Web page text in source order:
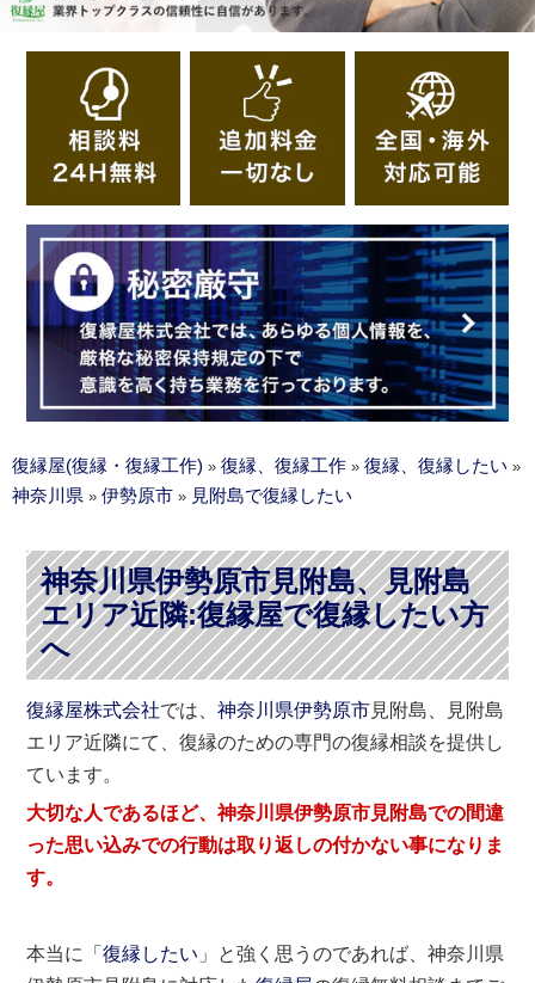
復縁屋(復縁・復縁工作) » 復縁、復縁工作 » 復縁、復縁したい »
神奈川県 » 伊勢原市 » 見附島で復縁したい
神奈川県伊勢原市見附島、見附島
エリア近隣:復縁屋で復縁したい方
へ
復縁屋株式会社では、神奈川県伊勢原市見附島、見附島
エリア近隣にて、復縁のための専門の復縁相談を提供し
ています。
大切な人であるほど、神奈川県伊勢原市見附島での間違
った思い込みでの行動は取り返しの付かない事になりま
す。
本当に「復縁したい 」と強く思うのであれば、神奈川県